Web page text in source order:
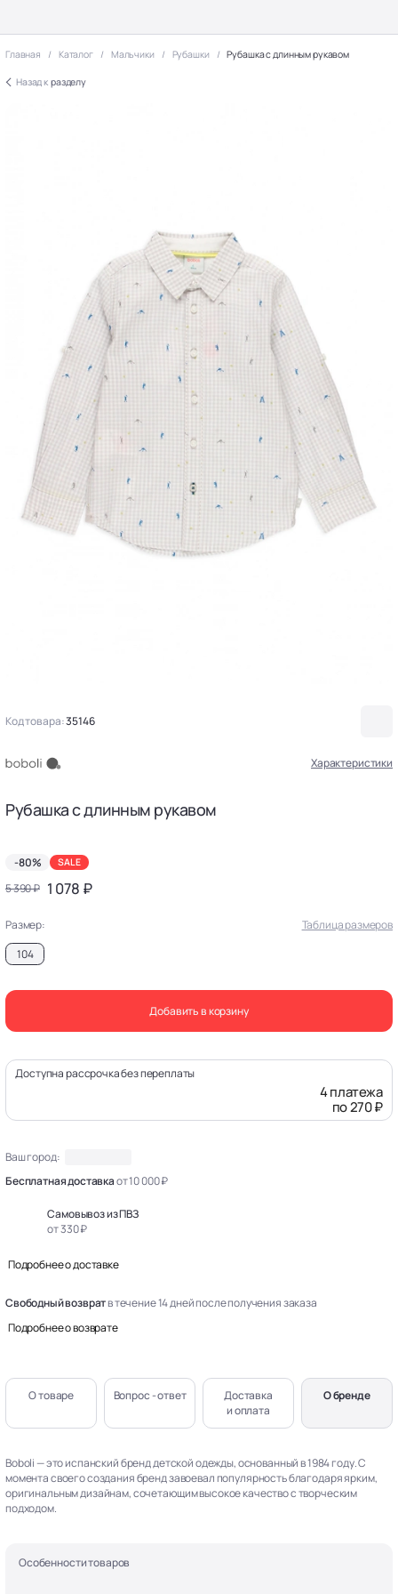
Главная Каталог Мальчики Рубашки Рубашка с длинным рукавом
Назад к разделу
Код товара:35146
Характеристики
Рубашка с длинным рукавом
-80% SALE
5 390 ₽ 1 078 ₽
Размер:
Таблица размеров
104
Добавить в корзину
Доступна рассрочка без переплаты
4 платежа
по 270 ₽
Ваш город:
Бесплатная доставкаот 10 000 ₽
Самовывоз из ПВЗ
от 330 ₽
Подробнее о доставке
Свободный возвратв течение 14 дней после получения заказа
Подробнее о возврате
О товаре Вопрос - ответ
Доставка
и оплата
О бренде
Boboli — это испанский бренд детской одежды, основанный в 1984 году. С
момента своего создания бренд завоевал популярность благодаря ярким,
оригинальным дизайнам, сочетающим высокое качество с творческим
подходом.
Особенности товаров